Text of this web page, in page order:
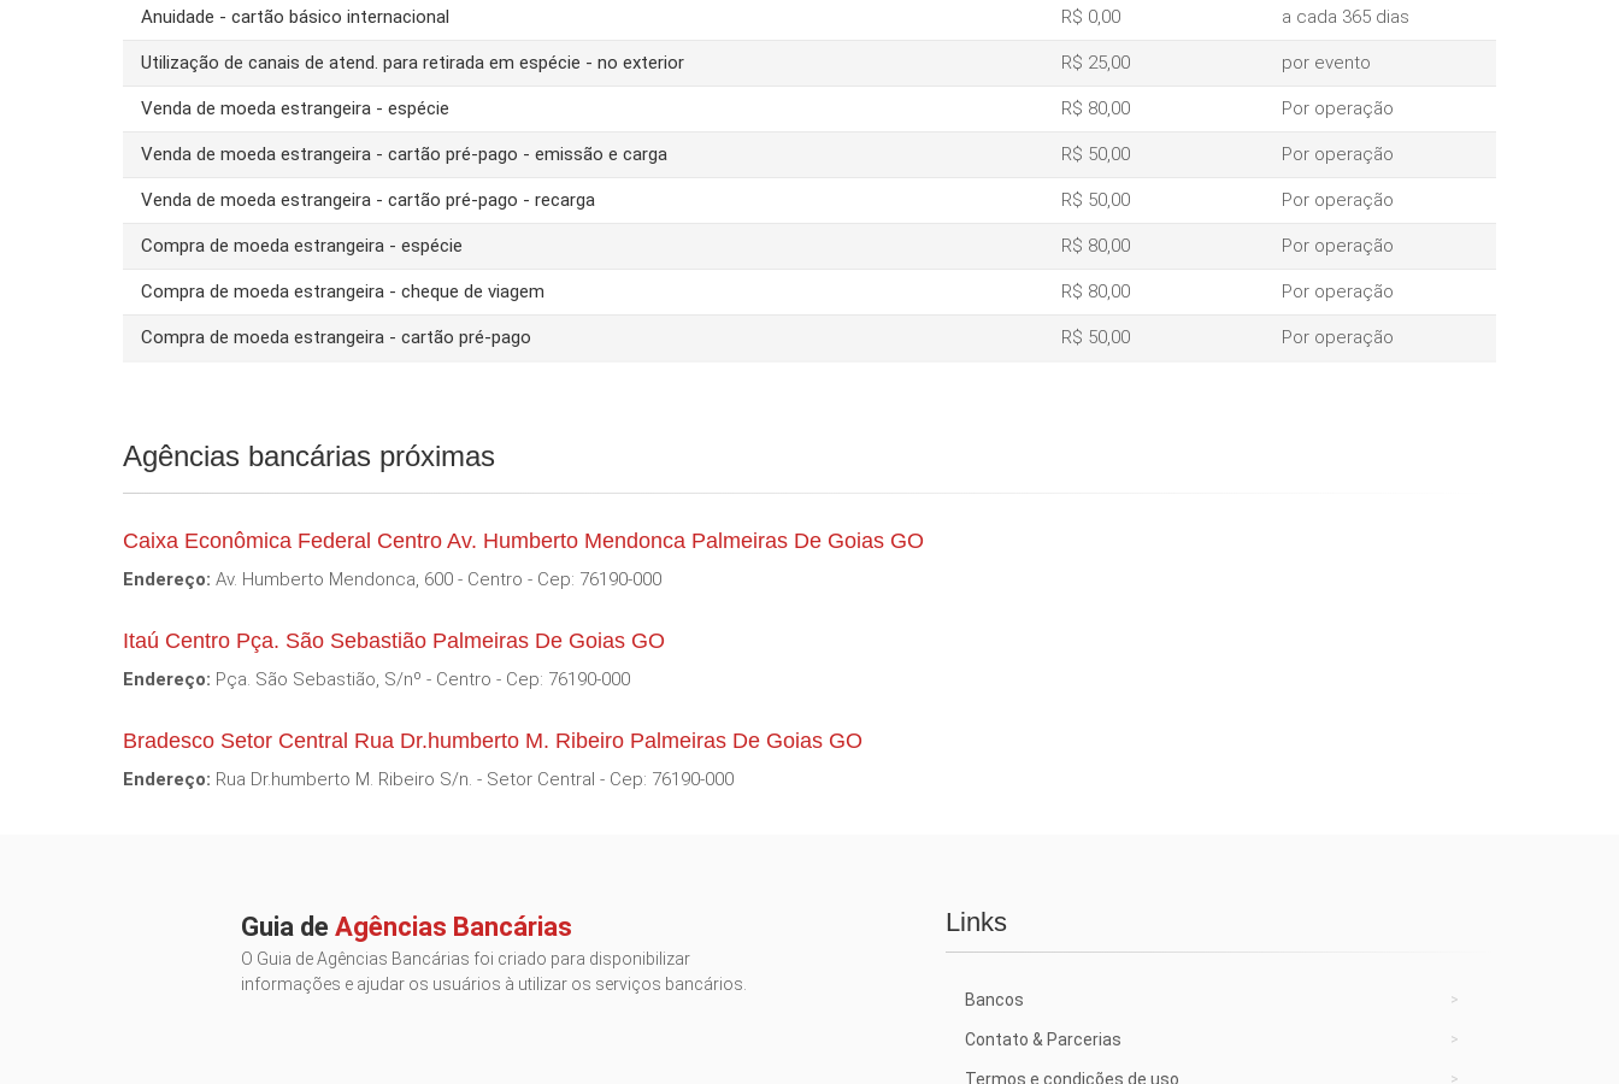
Anuidade - cartão básico internacional R$ 0,00 a cada 365 dias
Utilização de canais de atend. para retirada em espécie - no exterior R$ 25,00 por evento
Venda de moeda estrangeira - espécie R$ 80,00 Por operação
Venda de moeda estrangeira - cartão pré-pago - emissão e carga R$ 50,00 Por operação
Venda de moeda estrangeira - cartão pré-pago - recarga R$ 50,00 Por operação
Compra de moeda estrangeira - espécie R$ 80,00 Por operação
Compra de moeda estrangeira - cheque de viagem R$ 80,00 Por operação
Compra de moeda estrangeira - cartão pré-pago R$ 50,00 Por operação
Agências bancárias próximas
Caixa Econômica Federal Centro Av. Humberto Mendonca Palmeiras De Goias GO
Endereço: Av. Humberto Mendonca, 600 - Centro - Cep: 76190-000
Itaú Centro Pça. São Sebastião Palmeiras De Goias GO
Endereço: Pça. São Sebastião, S/nº - Centro - Cep: 76190-000
Bradesco Setor Central Rua Dr.humberto M. Ribeiro Palmeiras De Goias GO
Endereço: Rua Dr.humberto M. Ribeiro S/n. - Setor Central - Cep: 76190-000
Guia de Agências Bancárias
O Guia de Agências Bancárias foi criado para disponibilizar
informações e ajudar os usuários à utilizar os serviços bancários.
Links
Bancos
Contato & Parcerias
Termos e condições de uso